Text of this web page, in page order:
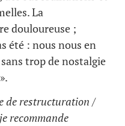
La
douloureuse ;
été : nous nous en
trop de nostalgie
de restructuration /
recommande